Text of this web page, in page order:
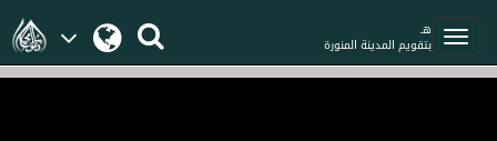
هـ
بتقويم المدينة المنورة